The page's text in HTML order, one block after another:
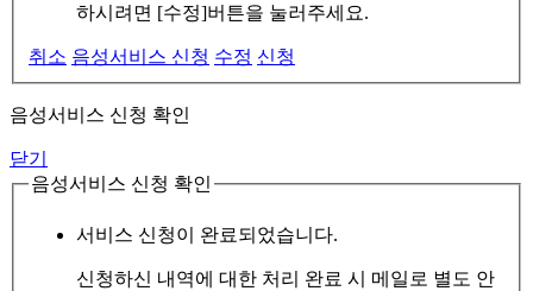
하시려면 [수정]버튼을 눌러주세요.
취소 음성서비스 신청 수정 신청
음성서비스 신청 확인
닫기
음성서비스 신청 확인
서비스 신청이 완료되었습니다.
신청하신 내역에 대한 처리 완료 시 메일로 별도 안